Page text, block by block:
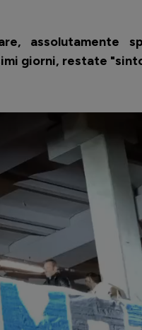
assolutamente
giorni, restate